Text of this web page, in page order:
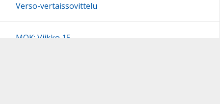
Verso-vertaissovittelu
MOK: Viikko 15